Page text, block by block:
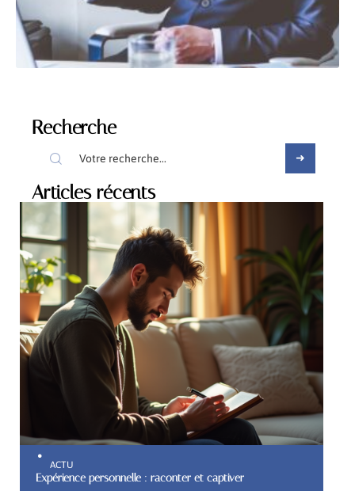
Recherche
Articles récents
ACTU
Expérience personnelle : raconter et captiver